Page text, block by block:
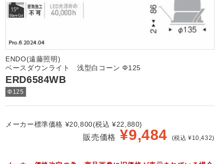
ENDO(遠藤照明)
ベースダウンライト 浅型白コーン Φ125
ERD6584WB
Φ125
メーカー標準価格 ¥20,800(税込 ¥22,880)
販売価格 ¥9,484 (税込 ¥10,432)